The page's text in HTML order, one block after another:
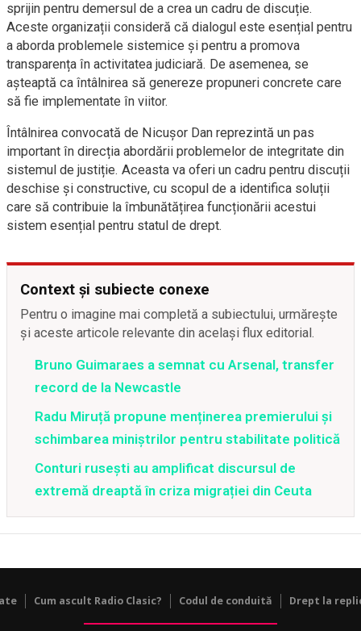
sprijin pentru demersul de a crea un cadru de discuție.
Aceste organizații consideră că dialogul este esențial pentru
a aborda problemele sistemice și pentru a promova
transparența în activitatea judiciară. De asemenea, se
așteaptă ca întâlnirea să genereze propuneri concrete care
să fie implementate în viitor.
Întâlnirea convocată de Nicușor Dan reprezintă un pas
important în direcția abordării problemelor de integritate din
sistemul de justiție. Aceasta va oferi un cadru pentru discuții
deschise și constructive, cu scopul de a identifica soluții
care să contribuie la îmbunătățirea funcționării acestui
sistem esențial pentru statul de drept.
Context și subiecte conexe
Pentru o imagine mai completă a subiectului, urmărește
și aceste articole relevante din același flux editorial.
Bruno Guimaraes a semnat cu Arsenal, transfer
record de la Newcastle
Radu Miruță propune menținerea premierului și
schimbarea miniștrilor pentru stabilitate politică
Conturi rusești au amplificat discursul de
extremă dreaptă în criza migrației din Ceuta
Cum ascult Radio Clasic? Codul de conduită Drept la